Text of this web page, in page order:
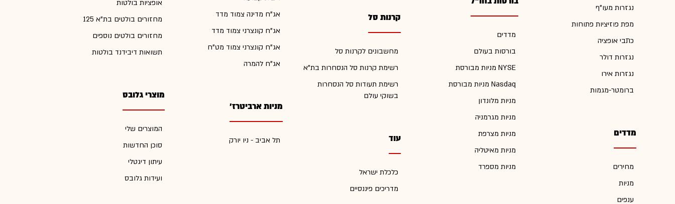
נגזרות מעו"ף
מפת פוזיציות פתוחות
כתבי אופציה
נגזרות דולר
נגזרות אירו
ברומטר-מגמות
מדדים
מחירים
מניות
ענפים
מדדים
בורסות בעולם
מניות מבורסת NYSE
מניות מבורסת Nasdaq
מניות מלונדון
מניות מגרמניה
מניות מצרפת
מניות מאיטליה
מניות מספרד
קרנות סל
מחשבונים לקרנות סל
רשימת קרנות סל הנסחרות בת"א
רשימת תעודות סל הנסחרות
בשוקי עולם
עוד
כלכלת ישראל
מדריכים פיננסיים
אג"ח מדינה צמוד מדד
אג"ח קונצרני צמוד מדד
אג"ח קונצרני צמוד מט"ח
אג"ח להמרה
מניות ארביטרז'
תל אביב - ניו יורק
אופציות בולטות
מחזורים בולטים בת"א 125
מחזורים בולטים נוספים
תשואות דיבידנד בולטות
מוצרי גלובס
המוצרים שלי
סוכן החדשות
עיתון דיגטלי
ועידות גלובס